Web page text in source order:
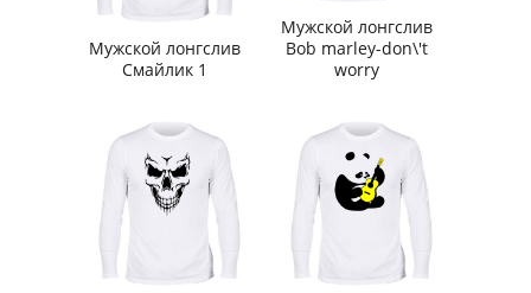
Мужской лонгслив
Смайлик 1
Мужской лонгслив
Bob marley-don\'t
worry